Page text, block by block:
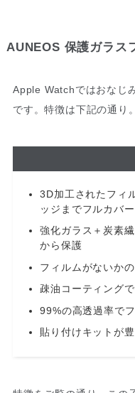
AUNEOS 保護ガラス
Apple Watchではおなじ
です。特徴は下記の通り。
3D加工されたフィ
ッジまでフルカバー
強化ガラス＋炭素
から保護
フィルムがないか
疎油コーティング
99%の高透過率で
貼り付けキットが